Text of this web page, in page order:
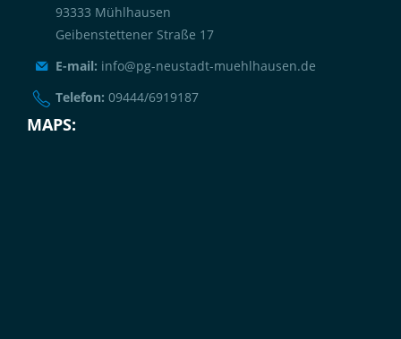
93333 Mühlhausen
Geibenstettener Straße 17
E-mail: info@pg-neustadt-muehlhausen.de
Telefon: 09444/6919187
MAPS: